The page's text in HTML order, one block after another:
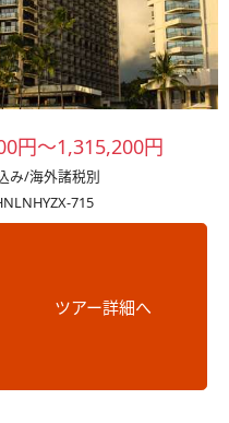
円～1,315,200円
み/海外諸税別
715
ツアー詳細へ